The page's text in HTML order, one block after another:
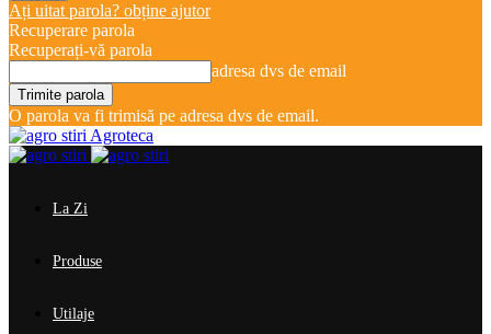
Ați uitat parola? obține ajutor
Recuperare parola
Recuperați-vă parola
adresa dvs de email
O parola va fi trimisă pe adresa dvs de email.
Agroteca
La Zi
Produse
Utilaje